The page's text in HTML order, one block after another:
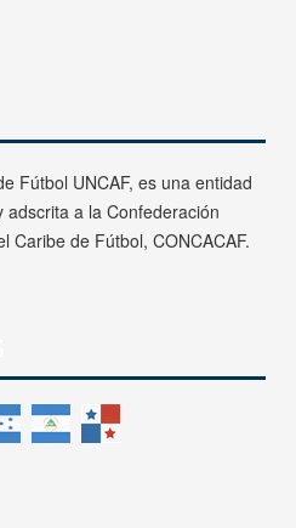
Fútbol UNCAF, es una entidad
a la Confederación
Caribe de Fútbol, CONCACAF.